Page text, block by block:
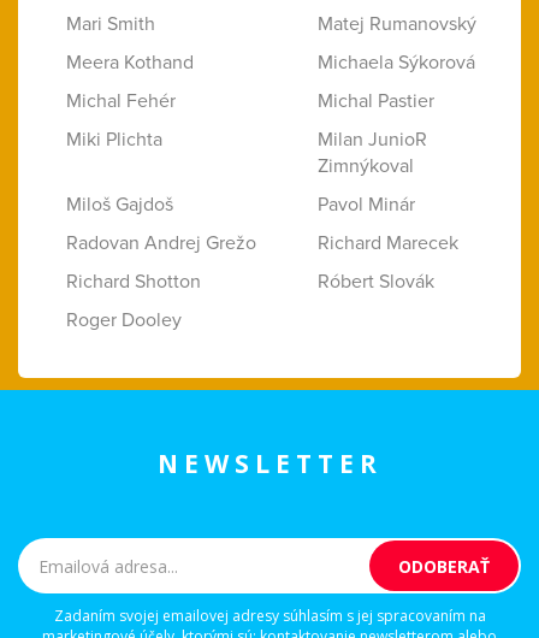
Mari Smith
Matej Rumanovský
Meera Kothand
Michaela Sýkorová
Michal Fehér
Michal Pastier
Miki Plichta
Milan JunioR
Zimnýkoval
Miloš Gajdoš
Pavol Minár
Radovan Andrej Grežo
Richard Marecek
Richard Shotton
Róbert Slovák
Roger Dooley
NEWSLETTER
Zadaním svojej emailovej adresy súhlasím s jej spracovaním na